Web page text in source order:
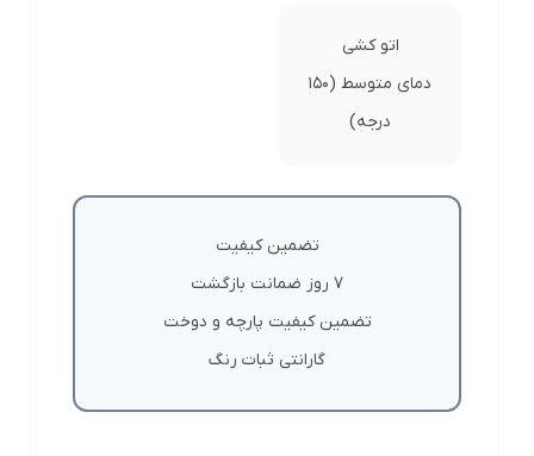
اتو کشی
دمای متوسط (150
درجه)
تضمین کیفیت
7 روز ضمانت بازگشت
تضمین کیفیت پارچه و دوخت
گارانتی ثبات رنگ